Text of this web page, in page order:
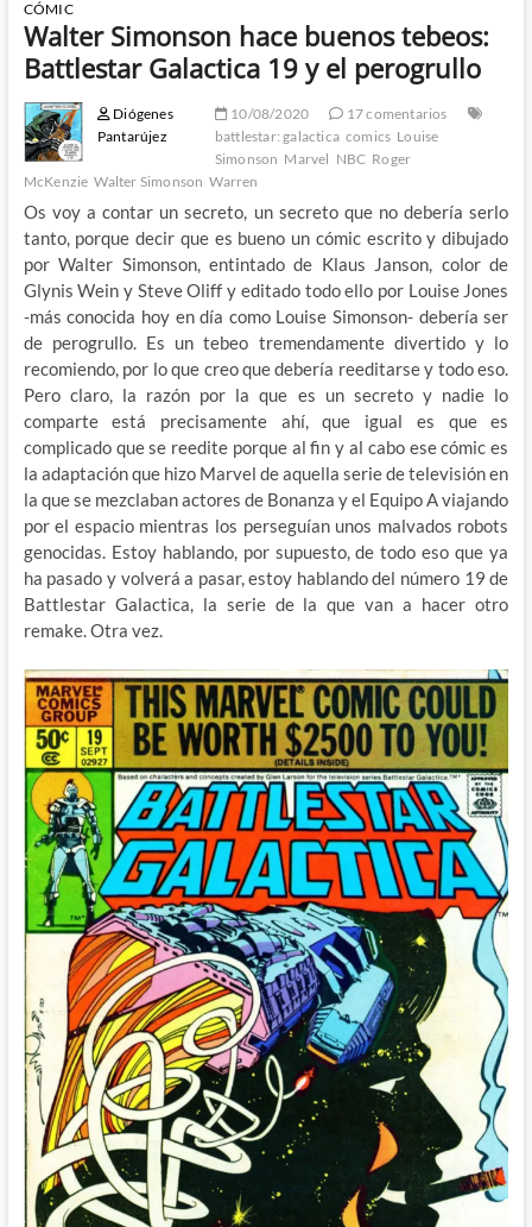
CÓMIC
Walter Simonson hace buenos tebeos:
Battlestar Galactica 19 y el perogrullo
Diógenes
Pantarújez
10/08/2020
17 comentarios
battlestar: galactica comics Louise
Simonson Marvel NBC Roger
McKenzie Walter Simonson Warren
Os voy a contar un secreto, un secreto que no debería serlo
tanto, porque decir que es bueno un cómic escrito y dibujado
por Walter Simonson, entintado de Klaus Janson, color de
Glynis Wein y Steve Oliff y editado todo ello por Louise Jones
-más conocida hoy en día como Louise Simonson- debería ser
de perogrullo. Es un tebeo tremendamente divertido y lo
recomiendo, por lo que creo que debería reeditarse y todo eso.
Pero claro, la razón por la que es un secreto y nadie lo
comparte está precisamente ahí, que igual es que es
complicado que se reedite porque al fin y al cabo ese cómic es
la adaptación que hizo Marvel de aquella serie de televisión en
la que se mezclaban actores de Bonanza y el Equipo A viajando
por el espacio mientras los perseguían unos malvados robots
genocidas. Estoy hablando, por supuesto, de todo eso que ya
ha pasado y volverá a pasar, estoy hablando del número 19 de
Battlestar Galactica, la serie de la que van a hacer otro
remake. Otra vez.